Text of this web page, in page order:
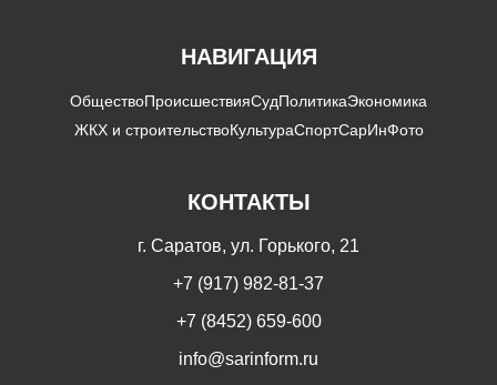
НАВИГАЦИЯ
ОбществоПроисшествияСудПолитикаЭкономика
ЖКХ и строительствоКультураСпортСарИнФото
КОНТАКТЫ
г. Саратов, ул. Горького, 21
+7 (917) 982-81-37
+7 (8452) 659-600
info@sarinform.ru